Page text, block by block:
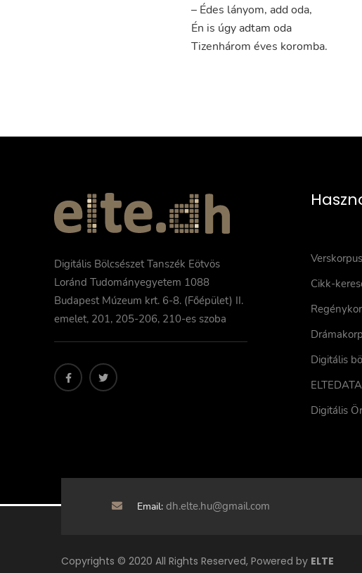
– Édes lányom, add oda,
Én is úgy adtam oda
Tizenhárom éves koromba.
Digitális Bölcsészet Tanszék Eötvös
Loránd Tudományegyetem 1088
Budapest Múzeum krt. 6-8. (Főépület) II.
emelet, 201, 205-206, 210-es szoba
Cikk-
Digitális
ELTEDATA
Digitális
Email: dh.elte.hu@gmail.com
Copyrights © 2020 All Rights Reserved, Powered by ELTE